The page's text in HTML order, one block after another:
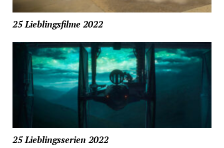
25 Lieblingsfilme 2022
25 Lieblingsserien 2022